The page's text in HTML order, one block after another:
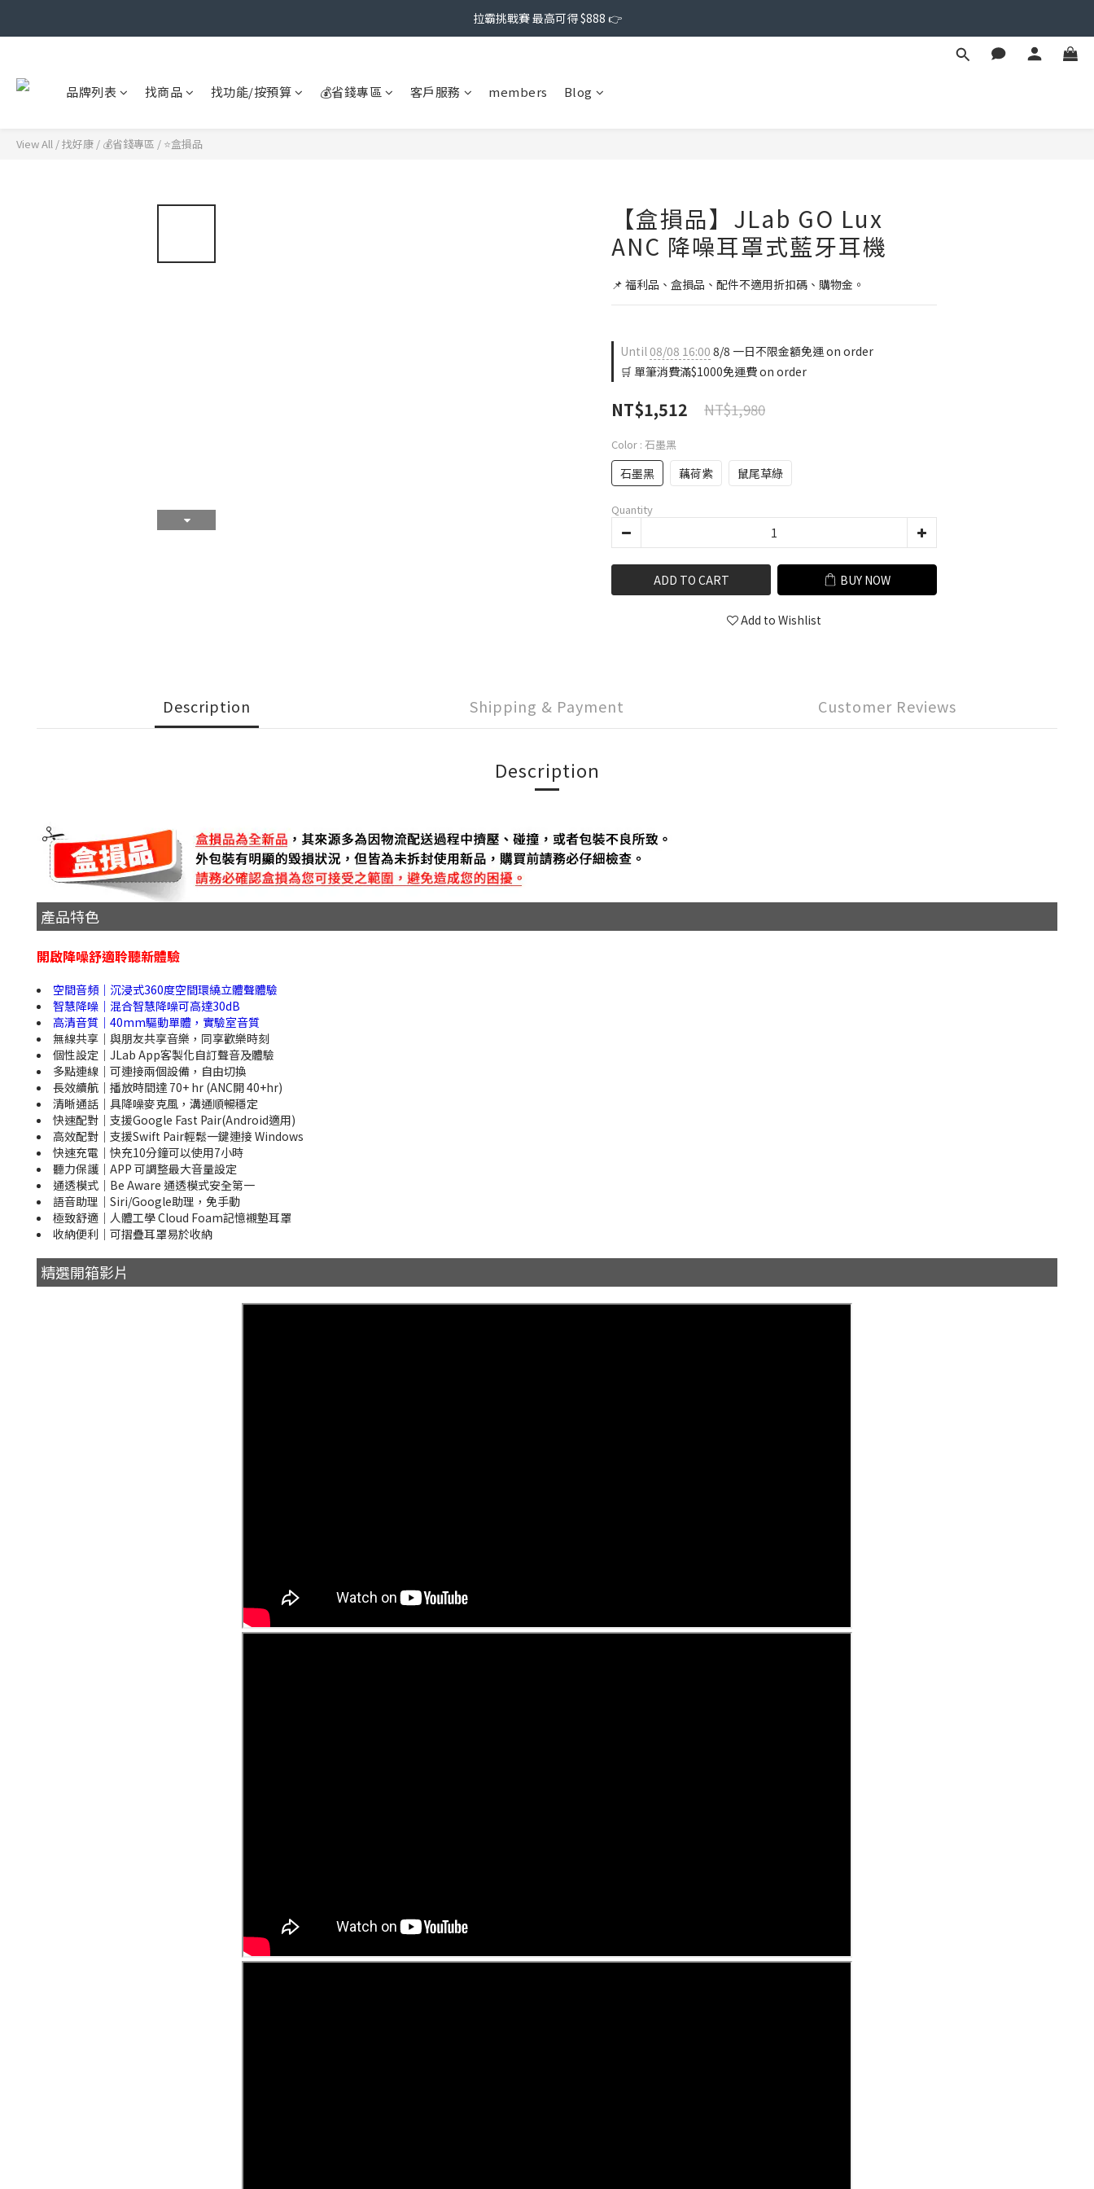
拉霸挑戰賽 最高可得 $888 👉
品牌列表 找商品 找功能/按預算 💰省錢專區 客戶服務 members Blog
View All /找好康 / 💰省錢專區 / ⭐盒損品
【盒損品】JLab GO Lux
ANC 降噪耳罩式藍牙耳機
📌 福利品、盒損品、配件不適用折扣碼、購物金。
Until08/08 16:00 8/8 一日不限金額免運 on order
🛒 單筆消費滿$1000免運費 on order
NT$1,512 NT$1,980
Color : 石墨黑
石墨黑 藕荷紫 鼠尾草綠
Quantity
ADD TO CART BUY NOW
Add to Wishlist
Description Shipping & Payment Customer Reviews
Description
產品特色
開啟降噪舒適聆聽新體驗
空間音頻｜沉浸式360度空間環繞立體聲體驗
智慧降噪｜混合智慧降噪可高達30dB
高清音質｜40mm驅動單體，實驗室音質
無線共享｜與朋友共享音樂，同享歡樂時刻
個性設定｜JLab App客製化自訂聲音及體驗
多點連線｜可連接兩個設備，自由切換
長效續航｜播放時間達 70+ hr (ANC開 40+hr)
清晰通話｜具降噪麥克風，溝通順暢穩定
快速配對｜支援Google Fast Pair(Android適用)
高效配對｜支援Swift Pair輕鬆一鍵連接 Windows
快速充電｜快充10分鐘可以使用7小時
聽力保護｜APP 可調整最大音量設定
通透模式｜Be Aware 通透模式安全第一
語音助理｜Siri/Google助理，免手動
極致舒適｜人體工學 Cloud Foam記憶襯墊耳罩
收納便利｜可摺疊耳罩易於收納
精選開箱影片